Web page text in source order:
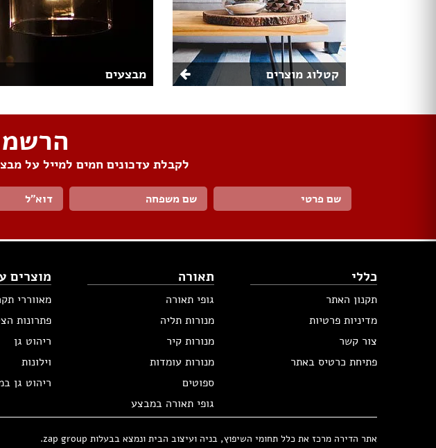
קטלוג מוצרים מבצעים
לקבלת עדכונים חמים למייל על
כללי
תקנון האתר
מדיניות פרטיות
צור קשר
פתיחת כרטיס באתר
תאורה
גופי תאורה
מנורות תליה
מנורות קיר
מנורות עומדות
ספוטים
גופי תאורה במבצע
מוצרים
מאווררי
פתרונות
ריהוט גן
וילונות
ריהוט גן
אתר הדירה מרכז את כלל תחומי השיפוץ, בניה ועיצוב הבית ונמצא בבעלות zap group.